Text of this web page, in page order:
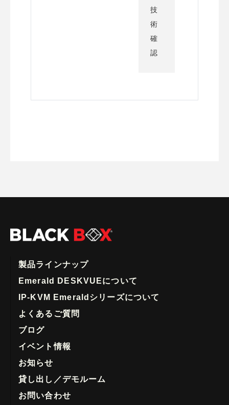
技
術
確
認
製品ラインナップ
Emerald DESKVUEについて
IP-KVM Emeraldシリーズについて
よくあるご質問
ブログ
イベント情報
お知らせ
貸し出し／デモルーム
お問い合わせ